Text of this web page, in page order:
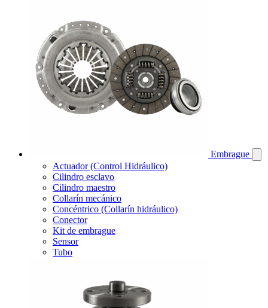
Embrague
Actuador (Control Hidráulico)
Cilindro esclavo
Cilindro maestro
Collarín mecánico
Concéntrico (Collarín hidráulico)
Conector
Kit de embrague
Sensor
Tubo